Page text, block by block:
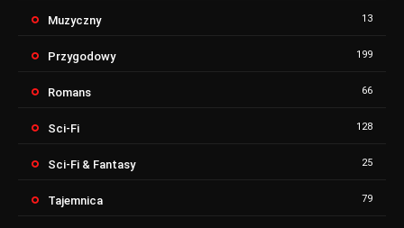
Muzyczny 13
Przygodowy 199
Romans 66
Sci-Fi 128
Sci-Fi & Fantasy 25
Tajemnica 79